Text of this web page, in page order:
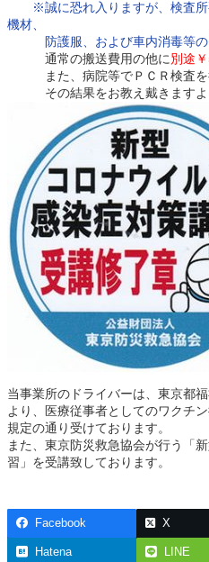
※誠に恐れ入りますが、検査
機材、
防護服、および車内消毒等の
通常の搬送費用の他に別途
また、病院等でＰＣＲ検査を
その結果をお教え戴きますよ
当事業所のドライバーは、東京都
より、医療従事者としてのワクチ
規定の通り受けております。
また、東京防災救急協会が行う「
習」を受講致しております。
Facebook X
Hatena LINE